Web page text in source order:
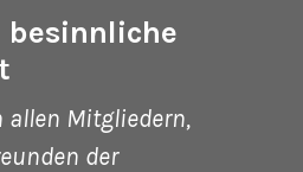
besinnliche
allen Mitgliedern,
der